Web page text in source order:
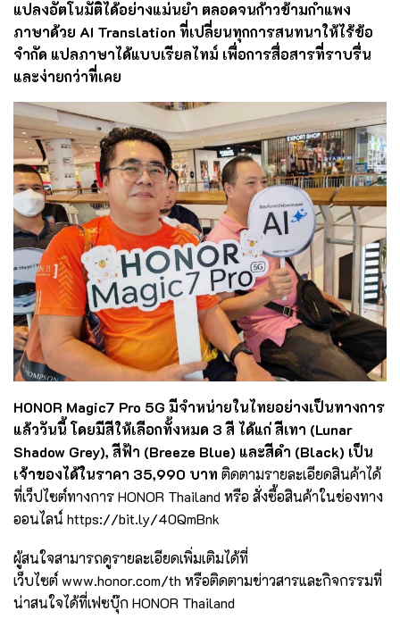
แปลงอัตโนมัติได้อย่างแม่นยำ ตลอดจนก้าวข้ามกำแพง
ภาษาด้วย AI Translation ที่เปลี่ยนทุกการสนทนาให้ไร้ข้อ
จำกัด แปลภาษาได้แบบเรียลไทม์ เพื่อการสื่อสารที่ราบรื่น
และง่ายกว่าที่เคย
HONOR Magic7 Pro 5G มีจำหน่ายในไทยอย่างเป็นทางการ
แล้ววันนี้ โดยมีสีให้เลือกทั้งหมด 3 สี ได้แก่ สีเทา (Lunar
Shadow Grey), สีฟ้า (Breeze Blue) และสีดำ (Black) เป็น
เจ้าของได้ในราคา 35,990 บาท ติดตามรายละเอียดสินค้าได้
ที่เว็ปไซต์ทางการ HONOR Thailand หรือ สั่งซื้อสินค้าในช่องทาง
ออนไลน์ https://bit.ly/40QmBnk
ผู้สนใจสามารถดูรายละเอียดเพิ่มเติมได้ที่
เว็บไซต์www.honor.com/th หรือติดตามข่าวสารและกิจกรรมที่
น่าสนใจได้ที่เฟซบุ๊ก HONOR Thailand